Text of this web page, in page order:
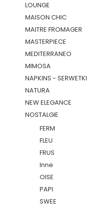
LOUNGE
MAISON CHIC
MAITRE FROMAGER
MASTERPIECE
MEDITERRANEO
MIMOSA
NAPKINS - SERWETKI
NATURA
NEW ELEGANCE
NOSTALGIE
FERM
FLEU
FRUS
Inne
OISE
PAPI
SWEE